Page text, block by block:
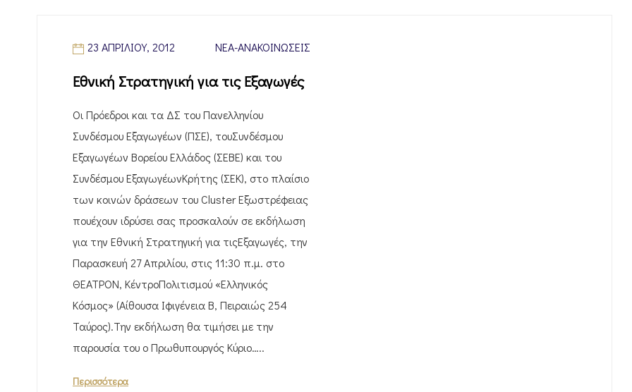
23 ΑΠΡΙΛΊΟΥ, 2012 ΝΈΑ-ΑΝΑΚΟΙΝΏΣΕΙΣ
Εθνική Στρατηγική για τις Εξαγωγές
Οι Πρόεδροι και τα ΔΣ του Πανελληνίου
Συνδέσμου Εξαγωγέων (ΠΣΕ), τουΣυνδέσμου
Εξαγωγέων Βορείου Ελλάδος (ΣΕΒΕ) και του
Συνδέσμου ΕξαγωγέωνΚρήτης (ΣΕΚ), στο πλαίσιο
των κοινών δράσεων του Cluster Εξωστρέφειας
πουέχουν ιδρύσει σας προσκαλούν σε εκδήλωση
για την Εθνική Στρατηγική για τιςΕξαγωγές, την
Παρασκευή 27 Απριλίου, στις 11:30 π.μ. στο
ΘΕΑΤΡΟΝ, ΚέντροΠολιτισμού «Ελληνικός
Κόσμος» (Αίθουσα Ιφιγένεια Β, Πειραιώς 254
Ταύρος).Την εκδήλωση θα τιμήσει με την
παρουσία του ο Πρωθυπουργός Κύριο…..
Περισσότερα